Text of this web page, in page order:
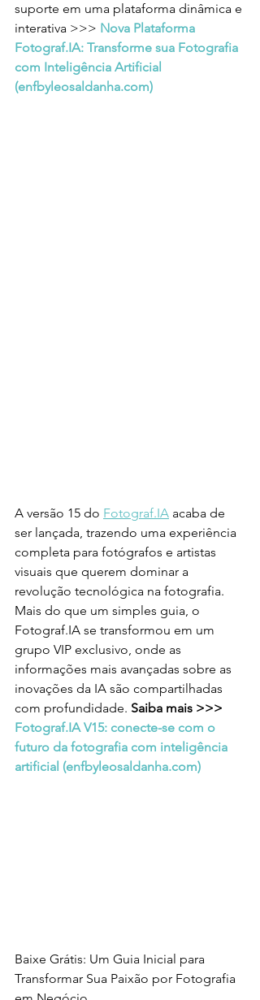
suporte em uma plataforma dinâmica e
interativa >>> Nova Plataforma
Fotograf.IA: Transforme sua Fotografia
com Inteligência Artificial
(enfbyleosaldanha.com)
A versão 15 do Fotograf.IA acaba de
ser lançada, trazendo uma experiência
completa para fotógrafos e artistas
visuais que querem dominar a
revolução tecnológica na fotografia.
Mais do que um simples guia, o
Fotograf.IA se transformou em um
grupo VIP exclusivo, onde as
informações mais avançadas sobre as
inovações da IA são compartilhadas
com profundidade. Saiba mais >>>
Fotograf.IA V15: conecte-se com o
futuro da fotografia com inteligência
artificial (enfbyleosaldanha.com)
Baixe Grátis: Um Guia Inicial para
Transformar Sua Paixão por Fotografia